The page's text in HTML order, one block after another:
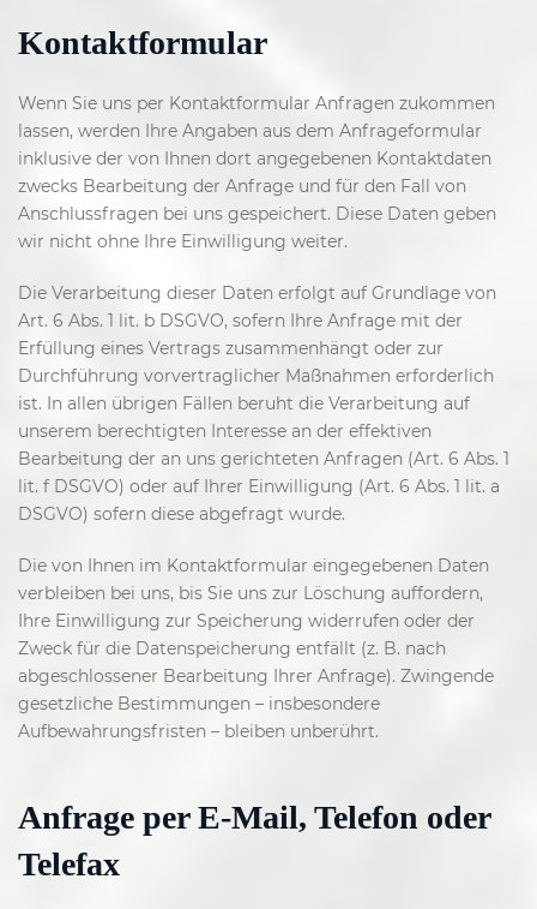
Kontaktformular
Wenn Sie uns per Kontaktformular Anfragen zukommen
lassen, werden Ihre Angaben aus dem Anfrageformular
inklusive der von Ihnen dort angegebenen Kontaktdaten
zwecks Bearbeitung der Anfrage und für den Fall von
Anschlussfragen bei uns gespeichert. Diese Daten geben
wir nicht ohne Ihre Einwilligung weiter.
Die Verarbeitung dieser Daten erfolgt auf Grundlage von
Art. 6 Abs. 1 lit. b DSGVO, sofern Ihre Anfrage mit der
Erfüllung eines Vertrags zusammenhängt oder zur
Durchführung vorvertraglicher Maßnahmen erforderlich
ist. In allen übrigen Fällen beruht die Verarbeitung auf
unserem berechtigten Interesse an der effektiven
Bearbeitung der an uns gerichteten Anfragen (Art. 6 Abs. 1
lit. f DSGVO) oder auf Ihrer Einwilligung (Art. 6 Abs. 1 lit. a
DSGVO) sofern diese abgefragt wurde.
Die von Ihnen im Kontaktformular eingegebenen Daten
verbleiben bei uns, bis Sie uns zur Löschung auffordern,
Ihre Einwilligung zur Speicherung widerrufen oder der
Zweck für die Datenspeicherung entfällt (z. B. nach
abgeschlossener Bearbeitung Ihrer Anfrage). Zwingende
gesetzliche Bestimmungen – insbesondere
Aufbewahrungsfristen – bleiben unberührt.
Anfrage per E-Mail, Telefon oder
Telefax